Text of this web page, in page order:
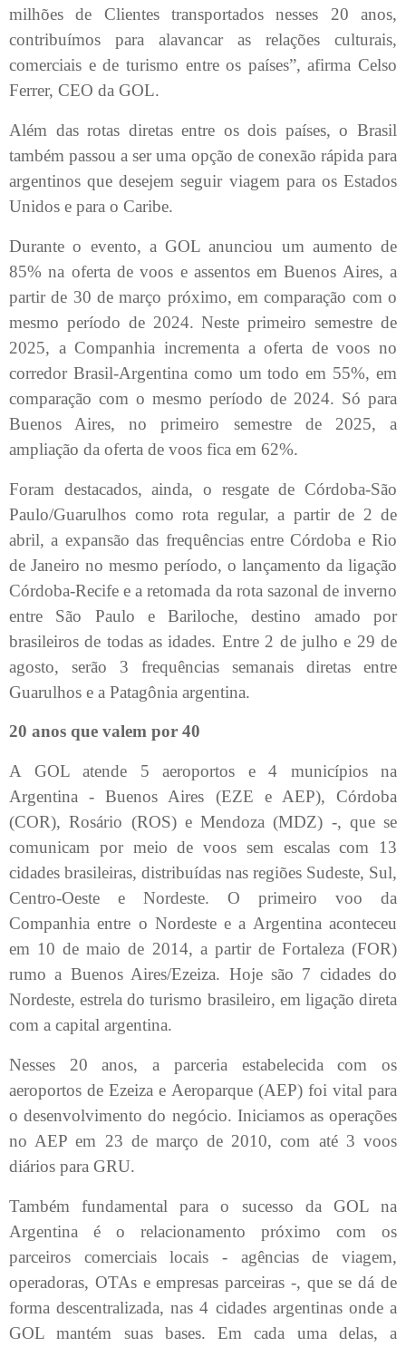
milhões de Clientes transportados nesses 20 anos,
contribuímos para alavancar as relações culturais,
comerciais e de turismo entre os países”, afirma Celso
Ferrer, CEO da GOL.
Além das rotas diretas entre os dois países, o Brasil
também passou a ser uma opção de conexão rápida para
argentinos que desejem seguir viagem para os Estados
Unidos e para o Caribe.
Durante o evento, a GOL anunciou um aumento de
85% na oferta de voos e assentos em Buenos Aires, a
partir de 30 de março próximo, em comparação com o
mesmo período de 2024. Neste primeiro semestre de
2025, a Companhia incrementa a oferta de voos no
corredor Brasil-Argentina como um todo em 55%, em
comparação com o mesmo período de 2024. Só para
Buenos Aires, no primeiro semestre de 2025, a
ampliação da oferta de voos fica em 62%.
Foram destacados, ainda, o resgate de Córdoba-São
Paulo/Guarulhos como rota regular, a partir de 2 de
abril, a expansão das frequências entre Córdoba e Rio
de Janeiro no mesmo período, o lançamento da ligação
Córdoba-Recife e a retomada da rota sazonal de inverno
entre São Paulo e Bariloche, destino amado por
brasileiros de todas as idades. Entre 2 de julho e 29 de
agosto, serão 3 frequências semanais diretas entre
Guarulhos e a Patagônia argentina.
20 anos que valem por 40
A GOL atende 5 aeroportos e 4 municípios na
Argentina - Buenos Aires (EZE e AEP), Córdoba
(COR), Rosário (ROS) e Mendoza (MDZ) -, que se
comunicam por meio de voos sem escalas com 13
cidades brasileiras, distribuídas nas regiões Sudeste, Sul,
Centro-Oeste e Nordeste. O primeiro voo da
Companhia entre o Nordeste e a Argentina aconteceu
em 10 de maio de 2014, a partir de Fortaleza (FOR)
rumo a Buenos Aires/Ezeiza. Hoje são 7 cidades do
Nordeste, estrela do turismo brasileiro, em ligação direta
com a capital argentina.
Nesses 20 anos, a parceria estabelecida com os
aeroportos de Ezeiza e Aeroparque (AEP) foi vital para
o desenvolvimento do negócio. Iniciamos as operações
no AEP em 23 de março de 2010, com até 3 voos
diários para GRU.
Também fundamental para o sucesso da GOL na
Argentina é o relacionamento próximo com os
parceiros comerciais locais - agências de viagem,
operadoras, OTAs e empresas parceiras -, que se dá de
forma descentralizada, nas 4 cidades argentinas onde a
GOL mantém suas bases. Em cada uma delas, a